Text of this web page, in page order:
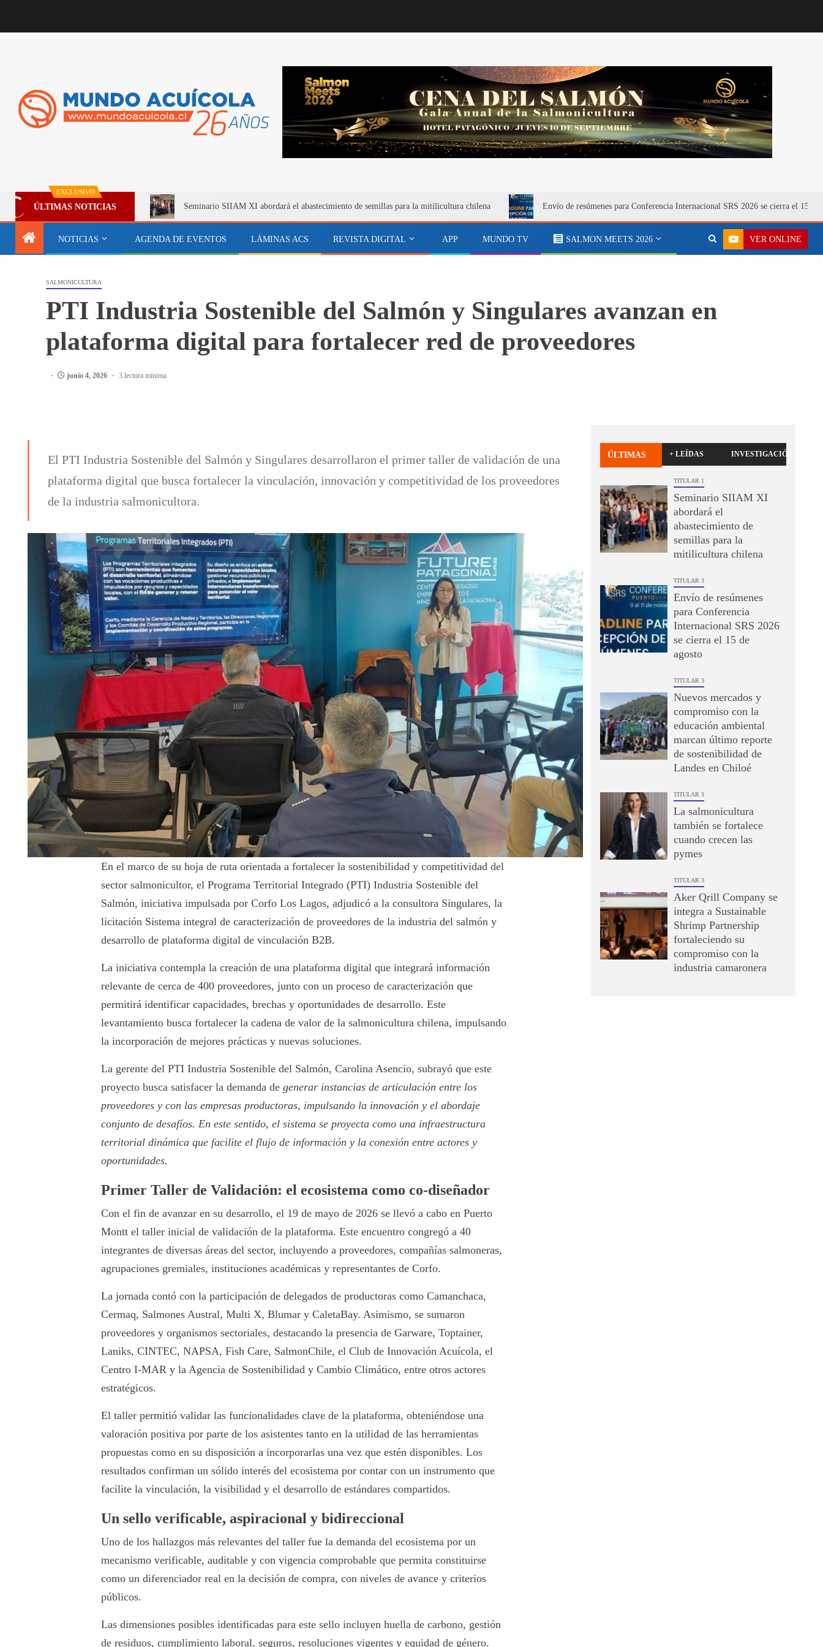
EXCLUSIVO
ÚLTIMAS NOTICIAS Seminario SIIAM XI abordará el abastecimiento de semillas para la mitilicultura chilena Envío de resúmenes para Conferencia Internacional SRS 2026 se cierra el 15 de
NOTICIAS AGENDA DE EVENTOS LÁMINAS ACS REVISTA DIGITAL APP MUNDO TV SALMON MEETS 2026 VER ONLINE
SALMONICULTURA
PTI Industria Sostenible del Salmón y Singulares avanzan en
plataforma digital para fortalecer red de proveedores
junio 4, 2026 3 lectura mínima
El PTI Industria Sostenible del Salmón y Singulares desarrollaron el primer taller de validación de una
plataforma digital que busca fortalecer la vinculación, innovación y competitividad de los proveedores
de la industria salmonicultora.
En el marco de su hoja de ruta orientada a fortalecer la sostenibilidad y competitividad del
sector salmonicultor, el Programa Territorial Integrado (PTI) Industria Sostenible del
Salmón, iniciativa impulsada por Corfo Los Lagos, adjudicó a la consultora Singulares, la
licitación Sistema integral de caracterización de proveedores de la industria del salmón y
desarrollo de plataforma digital de vinculación B2B.
La iniciativa contempla la creación de una plataforma digital que integrará información
relevante de cerca de 400 proveedores, junto con un proceso de caracterización que
permitirá identificar capacidades, brechas y oportunidades de desarrollo. Este
levantamiento busca fortalecer la cadena de valor de la salmonicultura chilena, impulsando
la incorporación de mejores prácticas y nuevas soluciones.
La gerente del PTI Industria Sostenible del Salmón, Carolina Asencio, subrayó que este
proyecto busca satisfacer la demanda degenerar instancias de articulación entre los
proveedores y con las empresas productoras, impulsando la innovación y el abordaje
conjunto de desafíos. En este sentido, el sistema se proyecta como una infraestructura
territorial dinámica que facilite el flujo de información y la conexión entre actores y
oportunidades.
Primer Taller de Validación: el ecosistema como co-diseñador
Con el fin de avanzar en su desarrollo, el 19 de mayo de 2026 se llevó a cabo en Puerto
Montt el taller inicial de validación de la plataforma. Este encuentro congregó a 40
integrantes de diversas áreas del sector, incluyendo a proveedores, compañías salmoneras,
agrupaciones gremiales, instituciones académicas y representantes de Corfo.
La jornada contó con la participación de delegados de productoras como Camanchaca,
Cermaq, Salmones Austral, Multi X, Blumar y CaletaBay. Asimismo, se sumaron
proveedores y organismos sectoriales, destacando la presencia de Garware, Toptainer,
Laniks, CINTEC, NAPSA, Fish Care, SalmonChile, el Club de Innovación Acuícola, el
Centro I-MAR y la Agencia de Sostenibilidad y Cambio Climático, entre otros actores
estratégicos.
El taller permitió validar las funcionalidades clave de la plataforma, obteniéndose una
valoración positiva por parte de los asistentes tanto en la utilidad de las herramientas
propuestas como en su disposición a incorporarlas una vez que estén disponibles. Los
resultados confirman un sólido interés del ecosistema por contar con un instrumento que
facilite la vinculación, la visibilidad y el desarrollo de estándares compartidos.
Un sello verificable, aspiracional y bidireccional
Uno de los hallazgos más relevantes del taller fue la demanda del ecosistema por un
mecanismo verificable, auditable y con vigencia comprobable que permita constituirse
como un diferenciador real en la decisión de compra, con niveles de avance y criterios
públicos.
Las dimensiones posibles identificadas para este sello incluyen huella de carbono, gestión
de residuos, cumplimiento laboral, seguros, resoluciones vigentes y equidad de género.
ÚLTIMAS + LEÍDAS INVESTIGACIÓN
TITULAR 1
Seminario SIIAM XI
abordará el
abastecimiento de
semillas para la
mitilicultura chilena
TITULAR 3
Envío de resúmenes
para Conferencia
Internacional SRS 2026
se cierra el 15 de
agosto
TITULAR 3
Nuevos mercados y
compromiso con la
educación ambiental
marcan último reporte
de sostenibilidad de
Landes en Chiloé
TITULAR 3
La salmonicultura
también se fortalece
cuando crecen las
pymes
TITULAR 3
Aker Qrill Company se
integra a Sustainable
Shrimp Partnership
fortaleciendo su
compromiso con la
industria camaronera